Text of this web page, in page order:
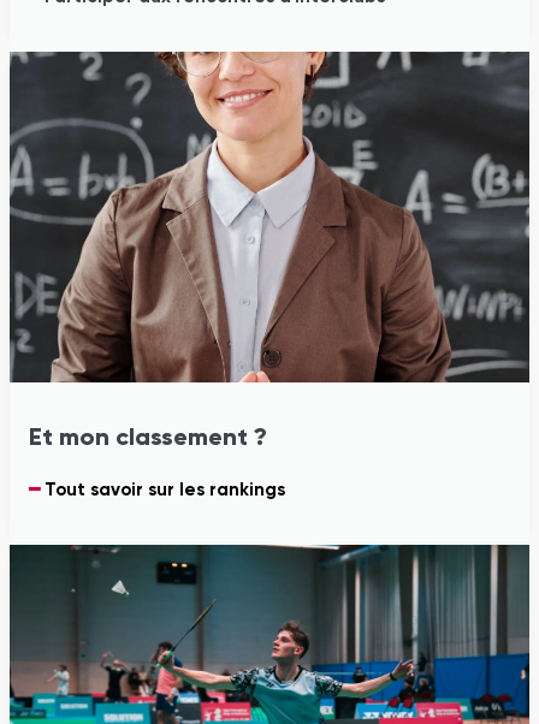
Et mon classement ?
━Tout savoir sur les rankings